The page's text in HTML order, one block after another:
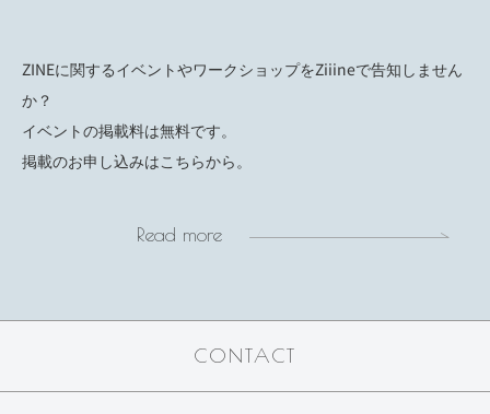
ZINEに関するイベントやワークショップをZiiineで告知しません
か？
イベントの掲載料は無料です。
掲載のお申し込みはこちらから。
Read more
CONTACT